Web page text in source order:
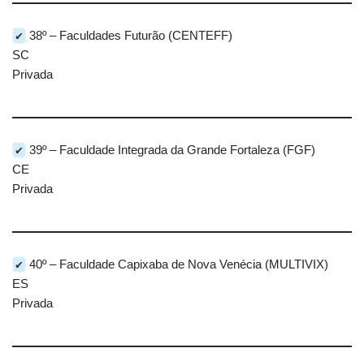
✔ 38º – Faculdades Futurão (CENTEFF)
SC
Privada
✔ 39º – Faculdade Integrada da Grande Fortaleza (FGF)
CE
Privada
✔ 40º – Faculdade Capixaba de Nova Venécia (MULTIVIX)
ES
Privada